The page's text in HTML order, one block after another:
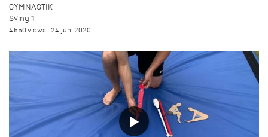
GYMNASTIK
Sving 1
4.550 views 24. juni 2020